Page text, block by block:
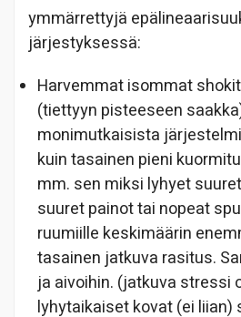
ymmärrettyjä
järjestyksessä:
Harvemmat isommat
(tiettyyn pisteeseen
monimutkaisista
kuin tasainen pieni
mm. sen miksi lyhyet
suuret painot tai nopeat
ruumiille keskimäärin
tasainen jatkuva rasitus.
ja aivoihin. (jatkuva stressi
lyhytaikaiset kovat (ei